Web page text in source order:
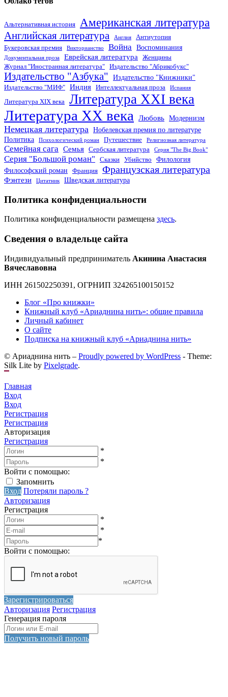
Альтернативная история Американская литература
Английская литература Англия
Антиутопия
Букеровская премия
Викторианство Война Воспоминания
Документальная проза Еврейская литература
Женщины
Журнал "Иностранная литература"
Издательство "Абрикобукс"
Издательство "Азбука" Издательство "Книжники"
Издательство "МИФ" Индия Интеллектуальная проза Испания
Литература XIX века Литература XXI века
Литература XX века Любовь Модернизм
Немецкая литература
Нобелевская премия по литературе
Политика
Психологический роман Путешествие Религиозная литература
Семейная сага Семья Сербская литература Серия "The Big Book"
Серия "Большой роман" Сказки Убийство
Филология
Философский роман
Франция Французская литература
Фэнтези Цитатник Шведская литература
Политика конфиденциальности
Политика конфиденциальности размещена здесь.
Сведения о владельце сайта
Индивидуальный предприниматель Акинина Анастасия
Вячеславовна
ИНН 261502250391, ОГРНИП 324265100150152
Блог «Про книжки»
Книжный клуб «Ариаднина нить»: общие правила
Личный кабинет
О сайте
Подписка на книжный клуб «Ариаднина нить»
© Ариаднина нить – Proudly powered by WordPress - Theme:
Silk Lite by Pixelgrade.
Главная
Вход
Вход
Регистрация
Регистрация
Авторизация
Регистрация
*
*
Войти с помощью:
Запомнить
Вход Потеряли пароль ?
Авторизация
Регистрация
*
*
*
Войти с помощью:
Зарегистрироваться
Авторизация Регистрация
Генерация пароля
Получить новый пароль